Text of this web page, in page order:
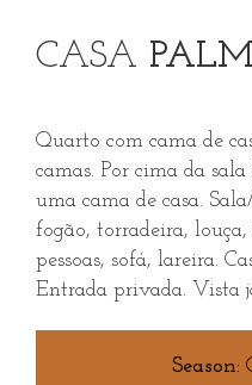
CASA
Quarto com cama de
camas. Por cima da
uma cama de casa.
fogão, torradeira,
pessoas, sofá, lareira.
Entrada privada. Vista